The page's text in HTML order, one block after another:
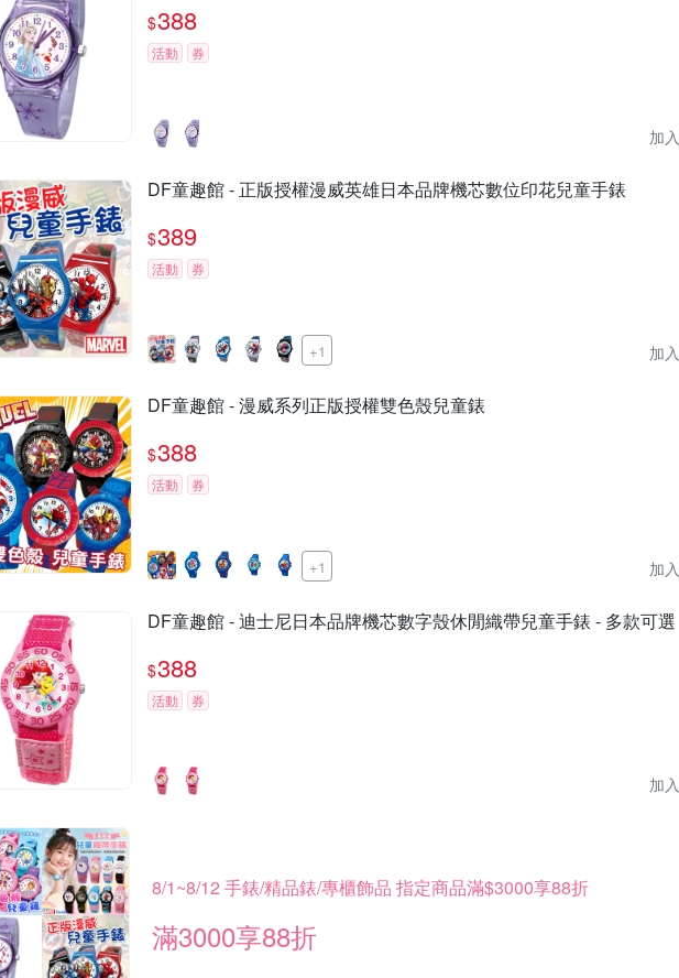
$388
活動 券
加
DF童趣館 - 正版授權漫威英雄日本品牌機芯數位印花兒童手錶
$389
活動 券
+1 加
DF童趣館 - 漫威系列正版授權雙色殼兒童錶
$388
活動 券
+1 加
DF童趣館 - 迪士尼日本品牌機芯數字殼休閒織帶兒童手錶 - 多款可選
$388
活動 券
加
8/1~8/12 手錶/精品錶/專櫃飾品 指定商品滿$3000享88折
滿3000享88折